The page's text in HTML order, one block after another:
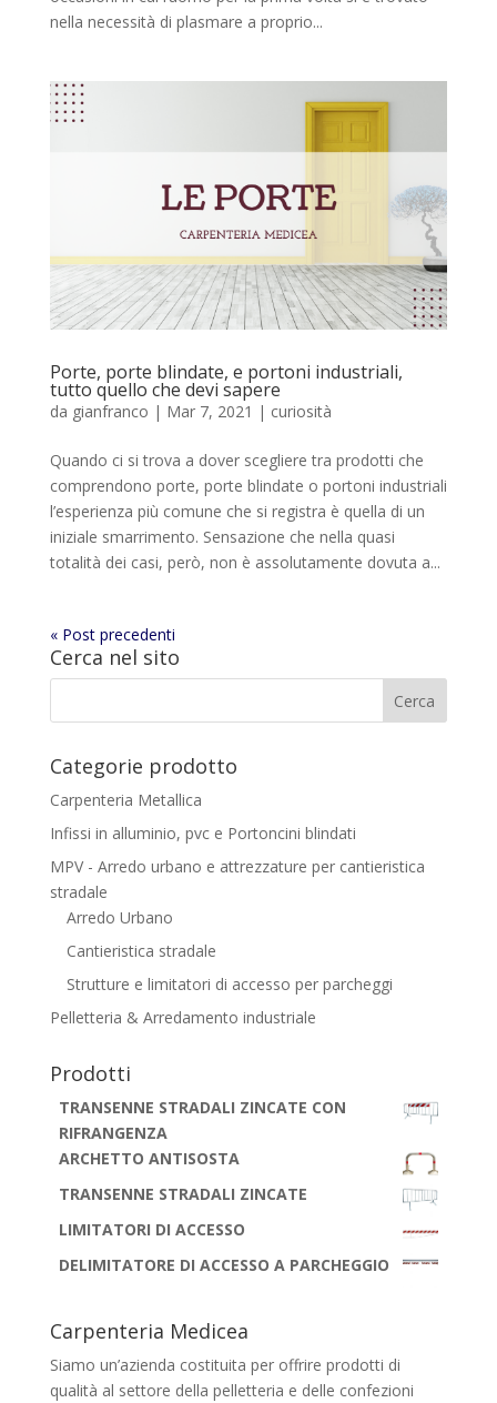
nella necessità di plasmare a proprio...
Porte, porte blindate, e portoni industriali,
tutto quello che devi sapere
da gianfranco | Mar 7, 2021 | curiosità
Quando ci si trova a dover scegliere tra prodotti che
comprendono porte, porte blindate o portoni industriali
l’esperienza più comune che si registra è quella di un
iniziale smarrimento. Sensazione che nella quasi
totalità dei casi, però, non è assolutamente dovuta a...
« Post precedenti
Cerca nel sito
Categorie prodotto
Carpenteria Metallica
Infissi in alluminio, pvc e Portoncini blindati
MPV - Arredo urbano e attrezzature per cantieristica
stradale
Arredo Urbano
Cantieristica stradale
Strutture e limitatori di accesso per parcheggi
Pelletteria & Arredamento industriale
Prodotti
TRANSENNE STRADALI ZINCATE CON
RIFRANGENZA
ARCHETTO ANTISOSTA
TRANSENNE STRADALI ZINCATE
LIMITATORI DI ACCESSO
DELIMITATORE DI ACCESSO A PARCHEGGIO
Carpenteria Medicea
Siamo un’azienda costituita per offrire prodotti di
qualità al settore della pelletteria e delle confezioni